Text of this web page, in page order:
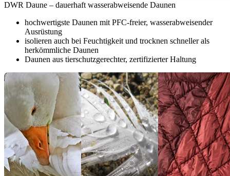
DWR Daune – dauerhaft wasserabweisende Daunen
hochwertigste Daunen mit PFC-freier, wasserabweisender
Ausrüstung
isolieren auch bei Feuchtigkeit und trocknen schneller als
herkömmliche Daunen
Daunen aus tierschutzgerechter, zertifizierter Haltung